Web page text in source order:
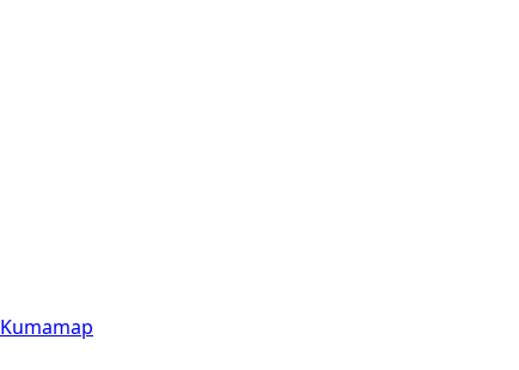
Kumamap